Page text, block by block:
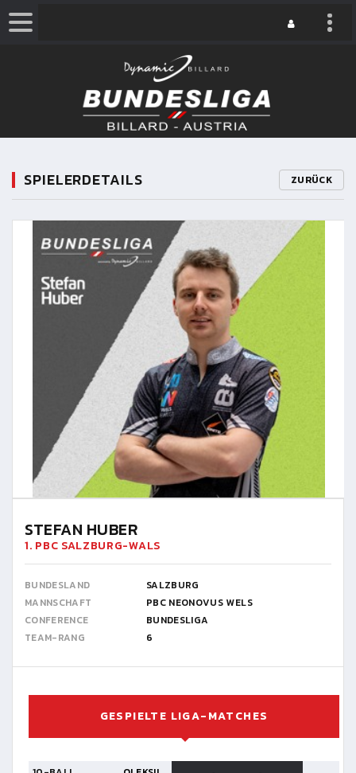
SPIELERDETAILS ZURÜCK
STEFAN HUBER
1. PBC SALZBURG-WALS
BUNDESLAND
SALZBURG
MANNSCHAFT
PBC NEONOVUS WELS
CONFERENCE
BUNDESLIGA
TEAM-RANG
6
GESPIELTE LIGA-MATCHES